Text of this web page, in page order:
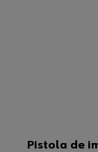
Pistola de